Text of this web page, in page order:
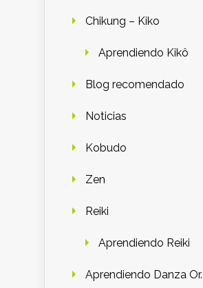
Chikung – Kiko
Aprendiendo Kikô
Blog recomendado
Noticias
Kobudo
Zen
Reiki
Aprendiendo Reiki
Aprendiendo Danza Or.